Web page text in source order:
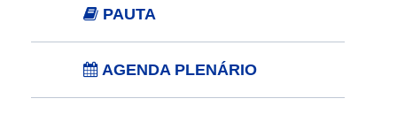
PAUTA
AGENDA PLENÁRIO